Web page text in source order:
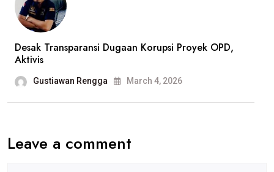
Desak Transparansi Dugaan Korupsi Proyek OPD,
Aktivis
Gustiawan Rengga March 4, 2026
Leave a comment